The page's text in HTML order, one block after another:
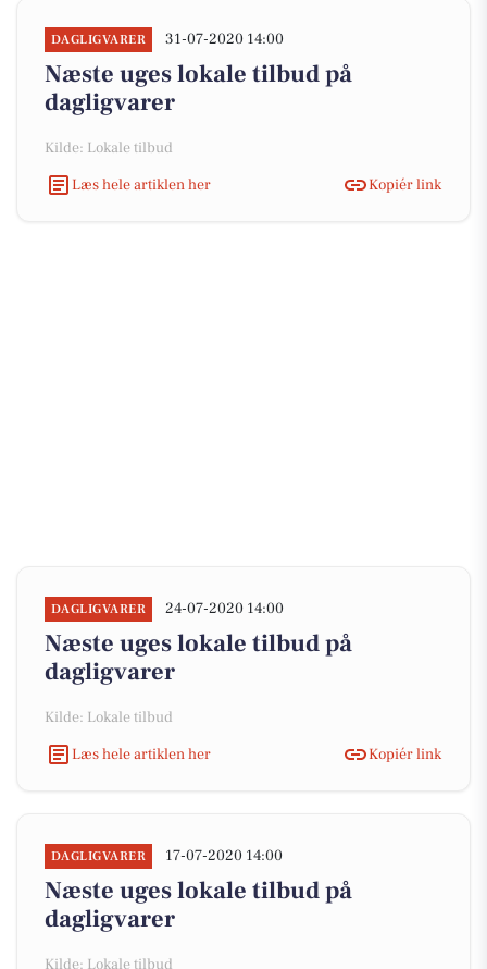
DAGLIGVARER 31-07-2020 14:00
Næste uges lokale tilbud på
dagligvarer
Kilde: Lokale tilbud
Læs hele artiklen her
Kopiér link
DAGLIGVARER 24-07-2020 14:00
Næste uges lokale tilbud på
dagligvarer
Kilde: Lokale tilbud
Læs hele artiklen her
Kopiér link
DAGLIGVARER 17-07-2020 14:00
Næste uges lokale tilbud på
dagligvarer
Kilde: Lokale tilbud